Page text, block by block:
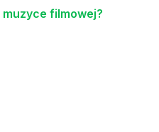
muzyce filmowej?